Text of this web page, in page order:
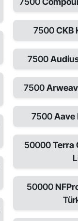
7500CKB
7500
7500
7500Aave
50000Terra
50000